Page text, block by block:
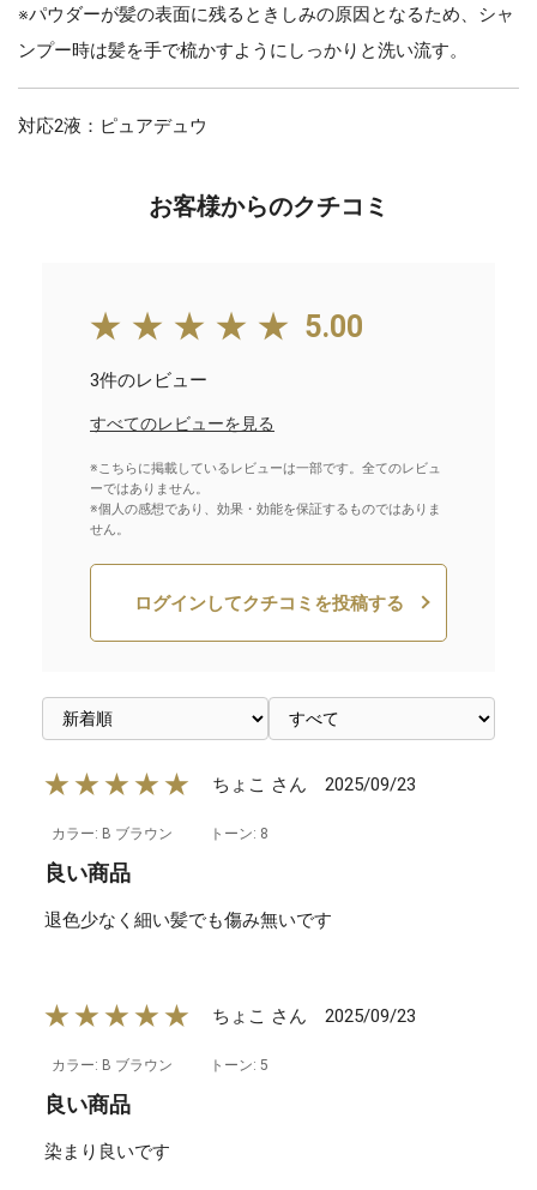
※パウダーが髪の表面に残るときしみの原因となるため、シャ
ンプー時は髪を手で梳かすようにしっかりと洗い流す。
対応2液：ピュアデュウ
お客様からのクチコミ
★★★★★ 5.00
3件のレビュー
すべてのレビューを見る
※こちらに掲載しているレビューは一部です。全てのレビュ
ーではありません。
※個人の感想であり、効果・効能を保証するものではありま
せん。
ログインしてクチコミを投稿する
★★★★★ ちょこ さん 2025/09/23
カラー: B ブラウン トーン: 8
良い商品
退色少なく細い髪でも傷み無いです
★★★★★ ちょこ さん 2025/09/23
カラー: B ブラウン トーン: 5
良い商品
染まり良いです